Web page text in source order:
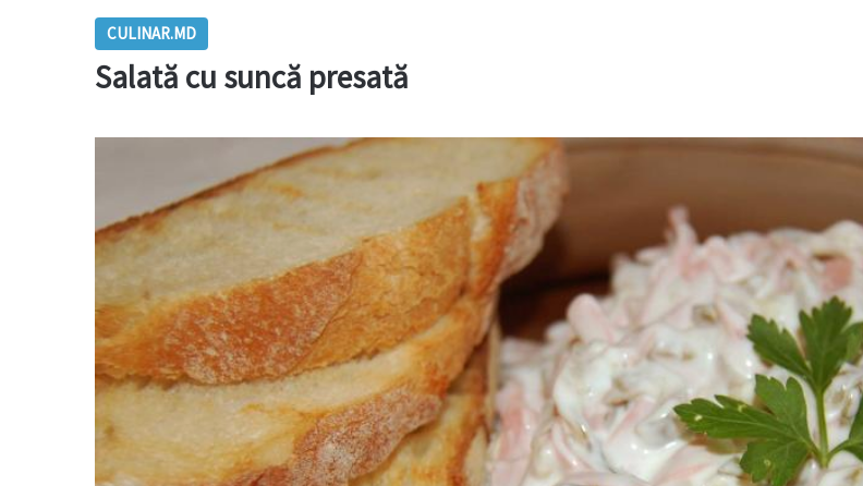
CULINAR.MD
Salată cu suncă presată